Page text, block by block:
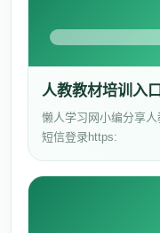
人教教材培训入
懒人学习网小编分享
短信登录https: